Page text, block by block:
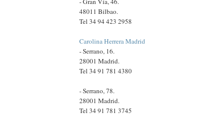
48011 Bilbao.
Tel 34 94 423 2958
Carolina Herrera Madrid
- Serrano, 16.
28001 Madrid.
Tel 34 91 781 4380
- Serrano, 78.
28001 Madrid.
Tel 34 91 781 3745